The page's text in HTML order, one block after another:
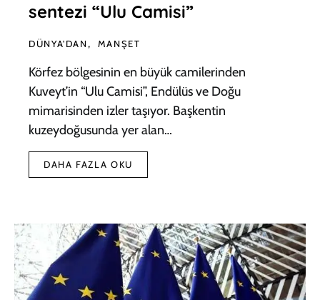
sentezi “Ulu Camisi”
DÜNYA'DAN MANŞET
Körfez bölgesinin en büyük camilerinden
Kuveyt’in “Ulu Camisi”, Endülüs ve Doğu
mimarisinden izler taşıyor. Başkentin
kuzeydoğusunda yer alan…
DAHA FAZLA OKU